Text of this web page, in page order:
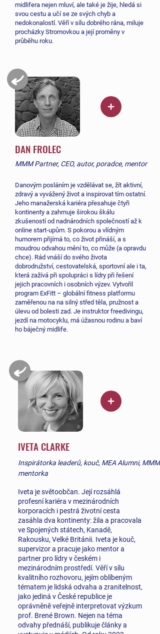
midlifera nejen mluví, ale také je žije, hledá si
svou cestu a učí se ze svých chyb a
nedokonalostí. Věří v sílu dobrého rána, miluje
procházky Stromovkou a její proměny v
průběhu roku.
DAN FROLEC
MMM Partner, CEO, autor, poradce, mentor
Danovým posláním je vzdělávat se, žít aktivní,
zdravý a vyvážený život a inspirovat tím ostatní.
Jeho manažerská kariéra přesahuje čtyři
kontinenty a zahrnuje širokou škálu
zkušeností od nadnárodních společností až k
online start-upům. S pokorou a vlídným
humorem přijímá to, co život přináší, a s
moudrou odvahou mění to, co může (a opravdu
chce). Rád vnáší do svého života
dobrodružství, cestovatelská, sportovní ale i ta,
která zažívá při spolupráci s lídry při řešení
jejich pracovních i osobních výzev. Vytvořil
program ExFitt – globální fitness platformu
zaměřenou na na silný střed těla, pružnost a
úlevu od bolesti zad. Je instruktor freedivingu,
jezdí na motocyklu, má úžasnou rodinu a baví
ho báječný midlife.
IVETA CLARKE
Inspirátorka leaderů, kouč, MEA Alumni, MMM
mentorka
Iveta je světoobčan. Její rozsáhlá
profesní kariéra v mezinárodních
korporacích i pestrá životní cesta
zasáhla dva kontinenty: žila a pracovala
ve Spojených státech, Kanadě,
Rakousku, Velké Británii. Iveta je kouč,
supervizor a pracuje jako mentor a
partner pro lídry v českém i
mezinárodním prostředí. Věří v sílu
kvalitního rozhovoru, jejím oblíbeným
tématem je lidská odvaha a zranitelnost,
jako jediná v České republice je
oprávněně veřejně interpretovat výzkum
prof. Brené Brown. Nejen na téma
odvahy přednáší, publikuje články a